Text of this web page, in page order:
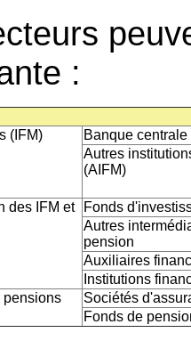
:
(IFM)
Banque centrale
Autres
(AIFM)
des IFM et
Fonds
Autres
pension
Auxiliaires
Institutions
pensions
Sociétés
Fonds de